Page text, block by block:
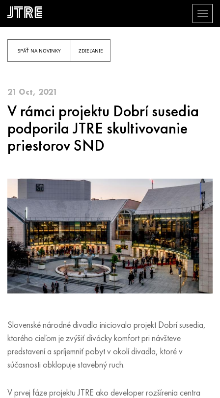
Skočiť
na
hlavnýSPÄŤ NA NOVINKY ZDIEĽANIE
21 Oct, 2021
V rámci projektu Dobrí susedia
podporila JTRE skultivovanie
priestorov SND
Slovenské národné divadlo iniciovalo projekt Dobrí susedia,
ktorého cieľom je zvýšiť divácky komfort pri návšteve
predstavení a spríjemniť pobyt v okolí divadla, ktoré v
súčasnosti obklopuje stavebný ruch.
V prvej fáze projektu JTRE ako developer rozšírenia centra